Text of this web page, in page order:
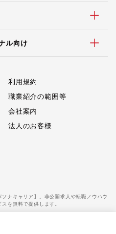
ル向け
利用規約
職業紹介の範囲等
会社案内
法人のお客様
ナキャリア】。非公開求人や転職ノウハウ
を無料で提供します。
良事業者に認定されています。